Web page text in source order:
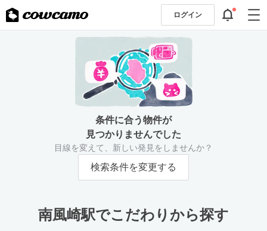
ログイン
条件に合う物件が
見つかりませんでした
目線を変えて、新しい発見をしませんか？
検索条件を変更する
南風崎駅でこだわりから探す